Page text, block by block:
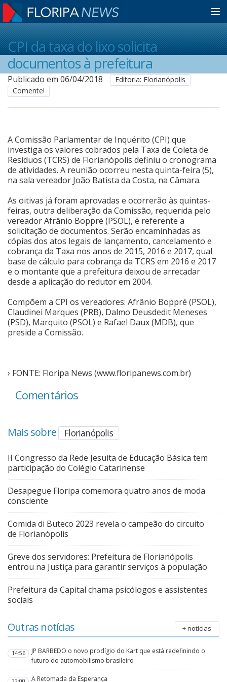
Home
Notícias
Colunistas
Classificados
Guia de Serviços
Anuncie
Cinema
Agenda Cultural
Anuncie
CPI da taxa do lixo solicita
documentos à prefeitura
Publicado em 06/04/2018
Editoria: Florianópolis
Comente!
A Comissão Parlamentar de Inquérito (CPI) que
investiga os valores cobrados pela Taxa de Coleta de
Resíduos (TCRS) de Florianópolis definiu o cronograma
de atividades. A reunião ocorreu nesta quinta-feira (5),
na sala vereador João Batista da Costa, na Câmara.
As oitivas já foram aprovadas e ocorrerão às quintas-
feiras, outra deliberação da Comissão, requerida pelo
vereador Afrânio Boppré (PSOL), é referente a
solicitação de documentos. Serão encaminhadas as
cópias dos atos legais de lançamento, cancelamento e
cobrança da Taxa nos anos de 2015, 2016 e 2017, qual
base de cálculo para cobrança da TCRS em 2016 e 2017
e o montante que a prefeitura deixou de arrecadar
desde a aplicação do redutor em 2004.
Compõem a CPI os vereadores: Afrânio Boppré (PSOL),
Claudinei Marques (PRB), Dalmo Deusdedit Meneses
(PSD), Marquito (PSOL) e Rafael Daux (MDB), que
preside a Comissão.
› FONTE: Floripa News (www.floripanews.com.br)
Comentários
Mais sobre Florianópolis
II Congresso da Rede Jesuíta de Educação Básica tem
participação do Colégio Catarinense
Desapegue Floripa comemora quatro anos de moda
consciente
Comida di Buteco 2023 revela o campeão do circuito
de Florianópolis
Greve dos servidores: Prefeitura de Florianópolis
entrou na Justiça para garantir serviços à população
Prefeitura da Capital chama psicólogos e assistentes
sociais
Outras notícias + notícias
14:56
JP BARBEDO o novo prodígio do Kart que está redefinindo o
futuro do automobilismo brasileiro
A Retomada da Esperança